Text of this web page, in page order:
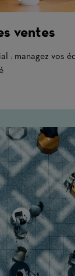
ventes
: managez vos